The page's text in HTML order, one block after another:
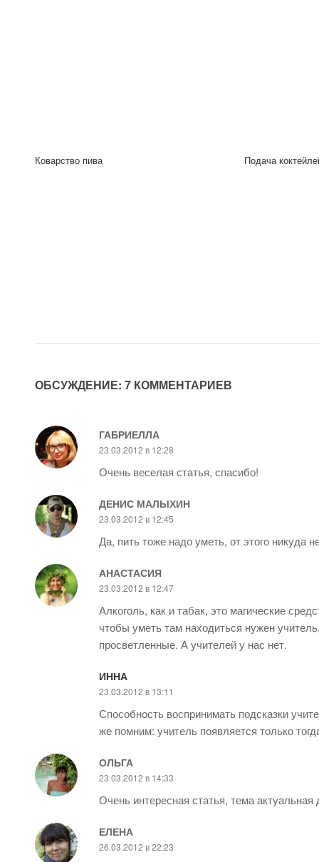
Коварство пива Подача
ОБСУЖДЕНИЕ: 7 КОММЕНТАРИЕВ
ГАБРИЕЛЛА
23.03.2012 в 12:28
Очень веселая статья, спасибо!
ДЕНИС МАЛЫХИН
23.03.2012 в 12:45
Да, пить тоже надо уметь, от этого никуда
АНАСТАСИЯ
23.03.2012 в 12:47
Алкоголь, как и табак, это магические
чтобы уметь там находиться нужен
просветленные. А учителей у нас нет.
ИННА
23.03.2012 в 13:11
Способность воспринимать подсказки
же помним: учитель появляется только
ОЛЬГА
23.03.2012 в 14:33
Очень интересная статья, тема
ЕЛЕНА
26.03.2012 в 22:23